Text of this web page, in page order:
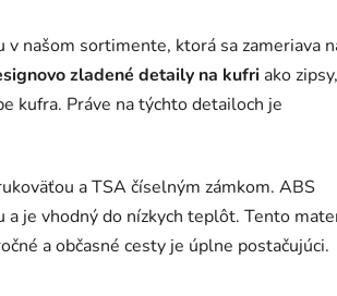
v našom sortimente, ktorá sa zameriava
zladené detaily na kufri ako zipsy,
kufra. Práve na týchto detailoch je
a TSA číselným zámkom. ABS
je vhodný do nízkych teplôt. Tento
a občasné cesty je úplne postačujúci.